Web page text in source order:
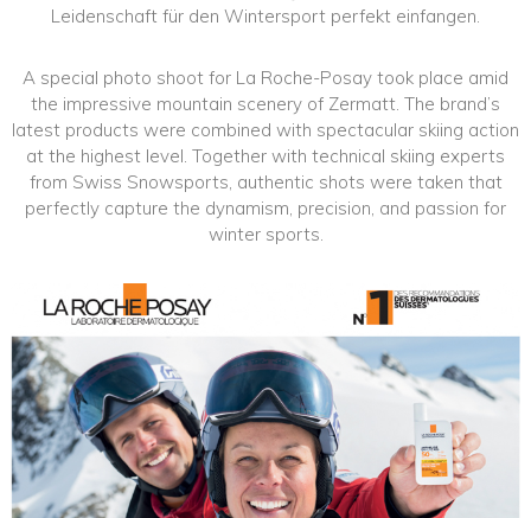
Leidenschaft für den Wintersport perfekt einfangen.
A special photo shoot for La Roche-Posay took place amid
the impressive mountain scenery of Zermatt. The brand’s
latest products were combined with spectacular skiing action
at the highest level. Together with technical skiing experts
from Swiss Snowsports, authentic shots were taken that
perfectly capture the dynamism, precision, and passion for
winter sports.